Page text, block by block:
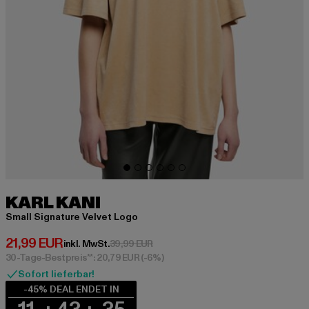
KARL KANI
Small Signature Velvet Logo
21,99 EUR
Derzeitiger Preis: 21,99 EUR
inkl. MwSt.39,99 EURAktionspreis: 39,99 EUR
30-Tage-Bestpreis**: 20,79 EUR(-6%)
Sofort lieferbar!
-45% DEAL ENDET IN